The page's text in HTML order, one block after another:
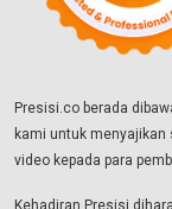
Presisi.co berada
kami untuk
video kepada para